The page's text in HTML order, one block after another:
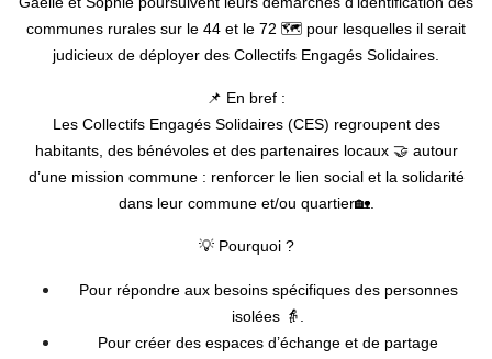
communes rurales sur le 44 et le 72 🗺️ pour lesquelles il serait
judicieux de déployer des Collectifs Engagés Solidaires.
📌 En bref :
Les Collectifs Engagés Solidaires (CES) regroupent des
habitants, des bénévoles et des partenaires locaux 🤝 autour
d’une mission commune : renforcer le lien social et la solidarité
dans leur commune et/ou quartier🏡.
💡 Pourquoi ?
Pour répondre aux besoins spécifiques des personnes
isolées 👵.
Pour créer des espaces d’échange et de partage